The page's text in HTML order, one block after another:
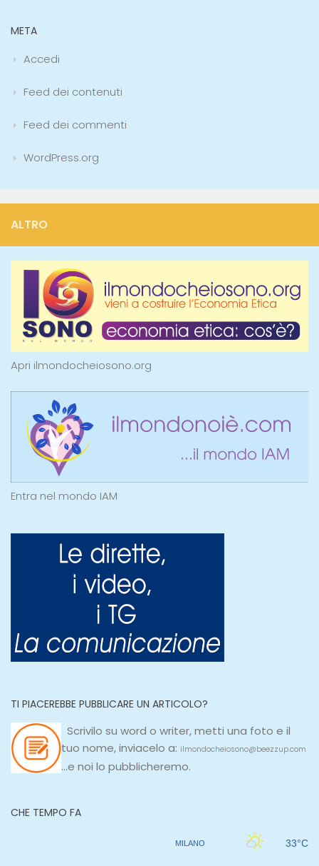
META
Accedi
Feed dei contenuti
Feed dei commenti
WordPress.org
ALTRO
Apri ilmondocheiosono.org
Entra nel mondo IAM
TI PIACEREBBE PUBBLICARE UN ARTICOLO?
Scrivilo su word o writer, metti una foto e il
tuo nome, inviacelo a: ilmondocheiosono@beezzup.com
...e noi lo pubblicheremo.
CHE TEMPO FA